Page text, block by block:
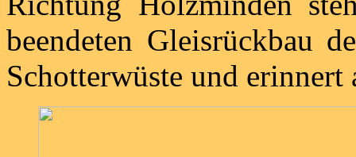
beendeten Gleisrückbau
Schotterwüste und erinnert